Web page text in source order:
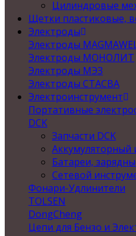
Цилиндровые
Щетки пластиковые,
Электроды
Электроды
Электроды МОНОЛИТ
Электроды МЭЗ
Электроды СТАСВА
Электроинструмент
Портативные
DCK
Запчасти DCK
Аккумуляторный
Батареи,
Сетевой
Фонари-Удлинители
TOLSEN
DongCheng
Цепи для Бензо и